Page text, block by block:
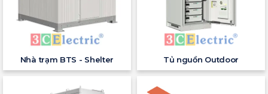
Nhà trạm BTS - Shelter Tủ nguồn Outdoor